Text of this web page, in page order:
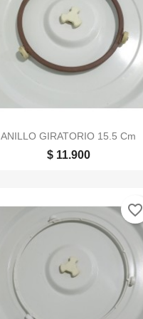
Vista rápida
ANILLO GIRATORIO 15.5 Cm
$ 11.900
favorite_border